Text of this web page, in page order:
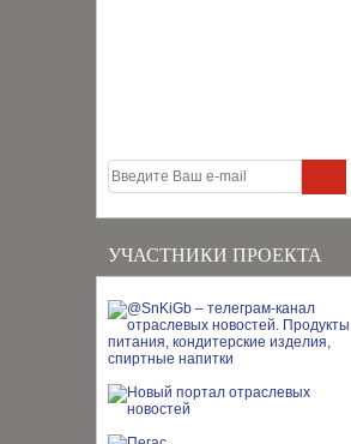
УЧАСТНИКИ ПРОЕКТА